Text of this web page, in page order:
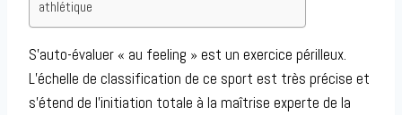
athlétique
S’auto-évaluer « au feeling » est un exercice périlleux.
L’échelle de classification de ce sport est très précise et
s’étend de l’initiation totale à la maîtrise experte de la